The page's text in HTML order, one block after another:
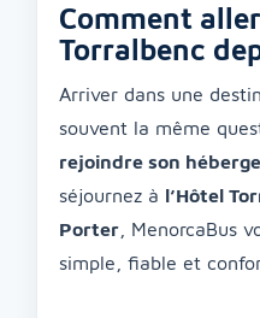
Comment
Torralbenc
Arriver dans une
souvent la même
rejoindre son
séjournez à l’Hôtel
Porter , MenorcaBus
simple, fiable et